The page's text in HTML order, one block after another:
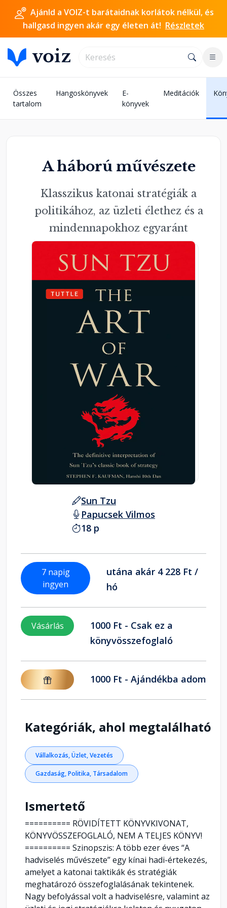
Ajánld a VOIZ-t barátaidnak korlátok nélkül, és
hallgasd ingyen akár egy életen át! Részletek
Összes
tartalom
Hangoskönyvek
E-
könyvek
Meditációk
A háború művészete
Klasszikus katonai stratégiák a
politikához, az üzleti élethez és a
mindennapokhoz egyaránt
Sun Tzu
Papucsek Vilmos
18 p
7 napig
ingyen
utána akár 4 228 Ft /
hó
Vásárlás
1000 Ft - Csak ez a
könyvösszefoglaló
1000 Ft - Ajándékba adom
Kategóriák, ahol megtalálható
Vállalkozás, Üzlet, Vezetés
Gazdaság, Politika, Társadalom
Ismertető
========== RÖVIDÍTETT KÖNYVKIVONAT,
KÖNYVÖSSZEFOGLALÓ, NEM A TELJES KÖNYV!
========== Szinopszis: A több ezer éves “A
hadviselés művészete” egy kínai hadi-értekezés,
amelyet a katonai taktikák és stratégiák
meghatározó összefoglalásának tekintenek.
Nagy befolyással volt a hadviselésre, valamint az